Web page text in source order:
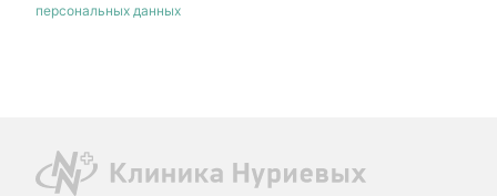
персональных данных